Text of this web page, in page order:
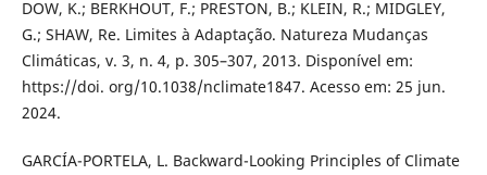
DOW, K.; BERKHOUT, F.; PRESTON, B.; KLEIN, R.; MIDGLEY,
G.; SHAW, Re. Limites à Adaptação. Natureza Mudanças
Climáticas, v. 3, n. 4, p. 305–307, 2013. Disponível em:
https://doi. org/10.1038/nclimate1847. Acesso em: 25 jun.
2024.
GARCÍA-PORTELA, L. Backward-Looking Principles of Climate